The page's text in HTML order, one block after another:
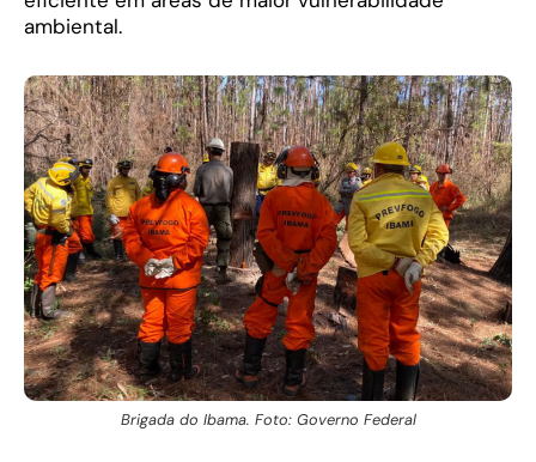
ambiental.
Brigada do Ibama. Foto: Governo Federal